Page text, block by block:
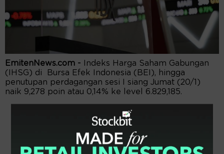
EmitenNews.com - Indeks Harga Saham Gabungan
(IHSG) di Bursa Efek Indonesia (BEI), hingga
penutupan perdagangan sesi I siang Jumat (20/1)
naik 9,278 poin atau 0,14% ke level 6.829,185.